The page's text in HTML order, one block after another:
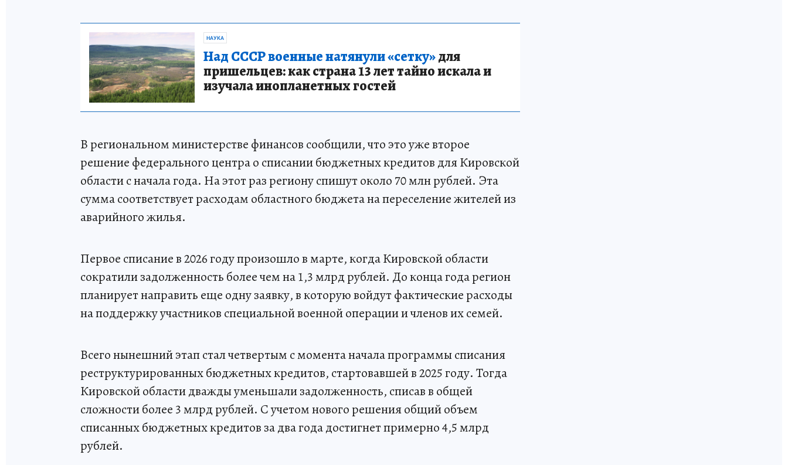
НАУКА
Над СССР военные натянули «сетку»для
пришельцев: как страна 13 лет тайно искала и
изучала инопланетных гостей
В региональном министерстве финансов сообщили, что это уже второе
решение федерального центра о списании бюджетных кредитов для Кировской
области с начала года. На этот раз региону спишут около 70 млн рублей. Эта
сумма соответствует расходам областного бюджета на переселение жителей из
аварийного жилья.
Первое списание в 2026 году произошло в марте, когда Кировской области
сократили задолженность более чем на 1,3 млрд рублей. До конца года регион
планирует направить еще одну заявку, в которую войдут фактические расходы
на поддержку участников специальной военной операции и членов их семей.
Всего нынешний этап стал четвертым с момента начала программы списания
реструктурированных бюджетных кредитов, стартовавшей в 2025 году. Тогда
Кировской области дважды уменьшали задолженность, списав в общей
сложности более 3 млрд рублей. С учетом нового решения общий объем
списанных бюджетных кредитов за два года достигнет примерно 4,5 млрд
рублей.